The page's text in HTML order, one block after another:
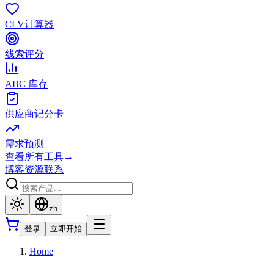
CLV计算器
线索评分
ABC 库存
供应商记分卡
需求预测
查看所有工具→
博客资源联系
zh
登录 立即开始
Home